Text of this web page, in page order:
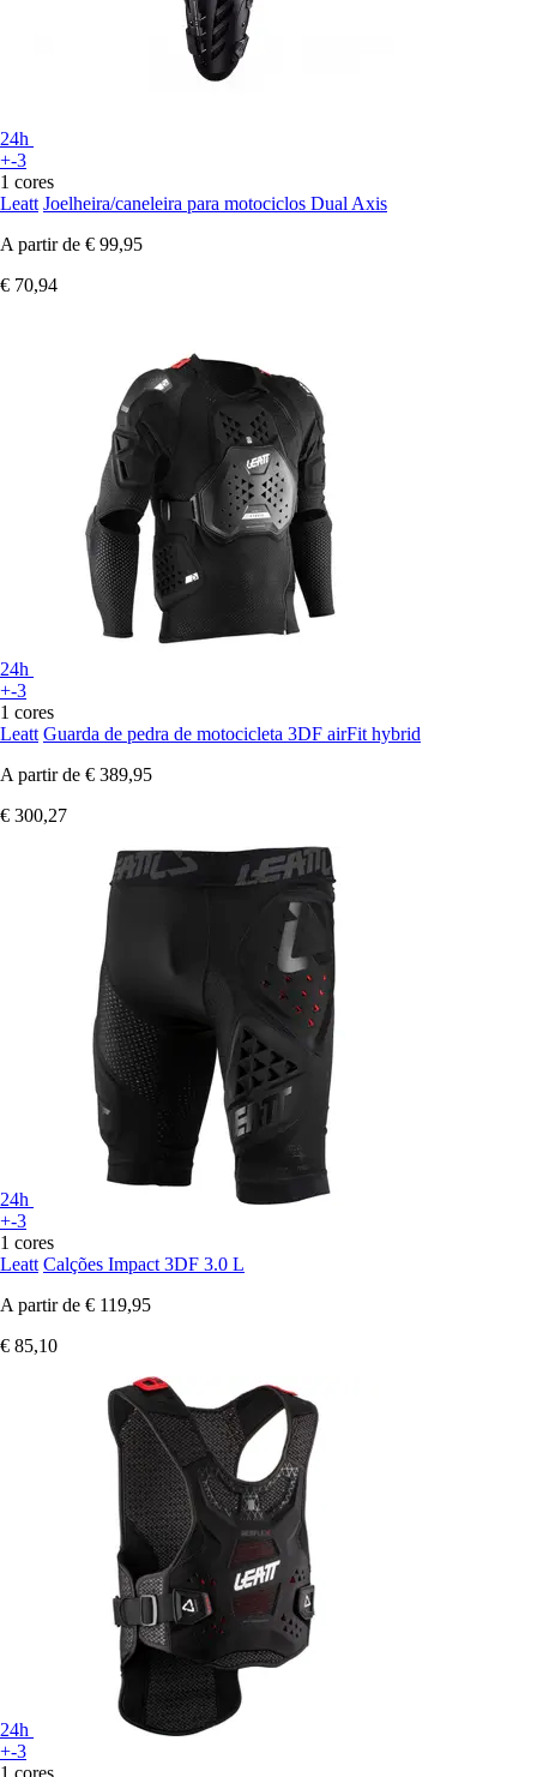
24h
+-3
1 cores
Leatt Joelheira/caneleira para motociclos Dual Axis
A partir de € 99,95
€ 70,94
24h
+-3
1 cores
Leatt Guarda de pedra de motocicleta 3DF airFit hybrid
A partir de € 389,95
€ 300,27
24h
+-3
1 cores
Leatt Calções Impact 3DF 3.0 L
A partir de € 119,95
€ 85,10
24h
+-3
1 cores